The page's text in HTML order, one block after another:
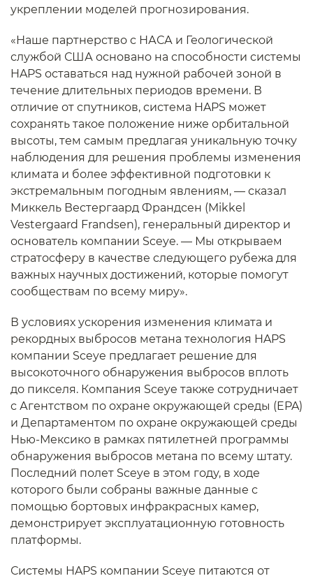
укреплении моделей прогнозирования.
«Наше партнерство с НАСА и Геологической
службой США основано на способности системы
HAPS оставаться над нужной рабочей зоной в
течение длительных периодов времени. В
отличие от спутников, система HAPS может
сохранять такое положение ниже орбитальной
высоты, тем самым предлагая уникальную точку
наблюдения для решения проблемы изменения
климата и более эффективной подготовки к
экстремальным погодным явлениям, — сказал
Миккель Вестергаард Франдсен (Mikkel
Vestergaard Frandsen), генеральный директор и
основатель компании Sceye. — Мы открываем
стратосферу в качестве следующего рубежа для
важных научных достижений, которые помогут
сообществам по всему миру».
В условиях ускорения изменения климата и
рекордных выбросов метана технология HAPS
компании Sceye предлагает решение для
высокоточного обнаружения выбросов вплоть
до пикселя. Компания Sceye также сотрудничает
с Агентством по охране окружающей среды (EPA)
и Департаментом по охране окружающей среды
Нью-Мексико в рамках пятилетней программы
обнаружения выбросов метана по всему штату.
Последний полет Sceye в этом году, в ходе
которого были собраны важные данные с
помощью бортовых инфракрасных камер,
демонстрирует эксплуатационную готовность
платформы.
Системы HAPS компании Sceye питаются от